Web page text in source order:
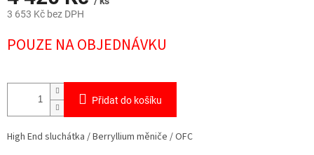
3 653 Kč bez DPH
cena:
POUZE NA OBJEDNÁVKU
Přidat do košíku
High End sluchátka / Berryllium měniče / OFC